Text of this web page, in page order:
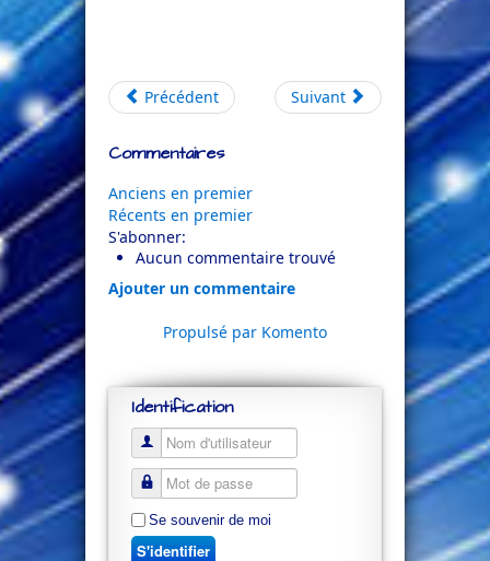
Précédent Suivant
Commentaires
Anciens en premier
Récents en premier
S'abonner:
Aucun commentaire trouvé
Ajouter un commentaire
Propulsé par Komento
Identification
Se souvenir de moi
S'identifier